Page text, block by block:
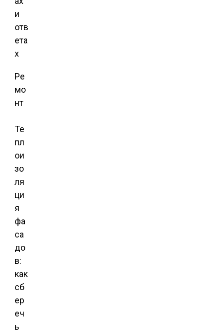
и
отв
ета
х
Ре
мо
нт
Те
пл
ои
зо
ля
ци
я
фа
са
до
в:
как
сб
ер
еч
ь